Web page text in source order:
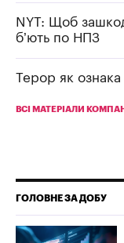
NYT: Щоб
б’ють по НПЗ
Терор як ознака
ВСІ МАТЕРІАЛИ
ГОЛОВНЕ ЗА ДОБУ